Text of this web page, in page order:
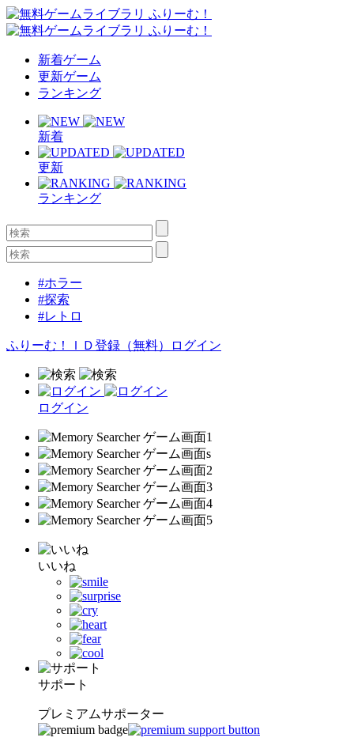
新着ゲーム
更新ゲーム
ランキング
新着
更新
ランキング
#ホラー
#探索
#レトロ
ふりーむ！ＩＤ登録（無料） ログイン
ログイン
いいね
サポート
プレミアムサポーター